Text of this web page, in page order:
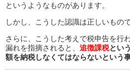
というようなものがあります。
しかし、こうした認識は正しいもの
さらに、こうした考えで税申告を行
漏れを指摘されると、追徴課税とい
額を納税しなくてはならないという